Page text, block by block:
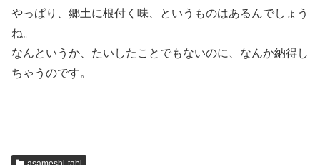
やっぱり、郷土に根付く味、というものはあるんでしょう
ね。
なんというか、たいしたことでもないのに、なんか納得し
ちゃうのです。